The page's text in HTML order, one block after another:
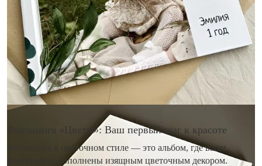
Фотокнига «Цветы»: Ваш первый шаг к красоте
Фотокнига в цветочном стиле — это альбом, где ваши
фотографии дополнены изящным цветочным декором.